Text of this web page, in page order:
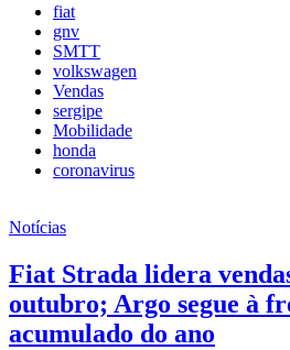
fiat
gnv
SMTT
volkswagen
Vendas
sergipe
Mobilidade
honda
coronavirus
Notícias
Fiat Strada lidera
outubro; Argo segue à
acumulado do ano